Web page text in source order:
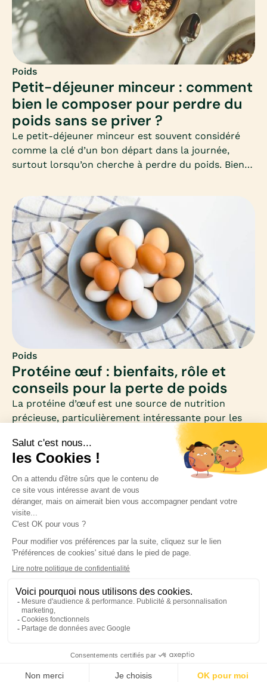
Poids
Petit-déjeuner minceur : comment
bien le composer pour perdre du
poids sans se priver ?
Le petit-déjeuner minceur est souvent considéré
comme la clé d’un bon départ dans la journée,
surtout lorsqu’on cherche à perdre du poids. Bien
métabolisme actif toute la matinée. Mais encore
faut-il savoir quels aliments privilégier et comment
équilibrer ce premier repas.
Poids
Protéine œuf : bienfaits, rôle et
conseils pour la perte de poids
La protéine d’œuf est une source de nutrition
précieuse, particulièrement intéressante pour les
femmes qui souhaitent perdre du poids. Riche en
acides aminés essentiels et faible en calories, elle
se distingue comme un allié minceur et santé.
Inscrivez-vous à notre newsletter pour rester
informée des nouveautés médicales.
Blog
CGUV